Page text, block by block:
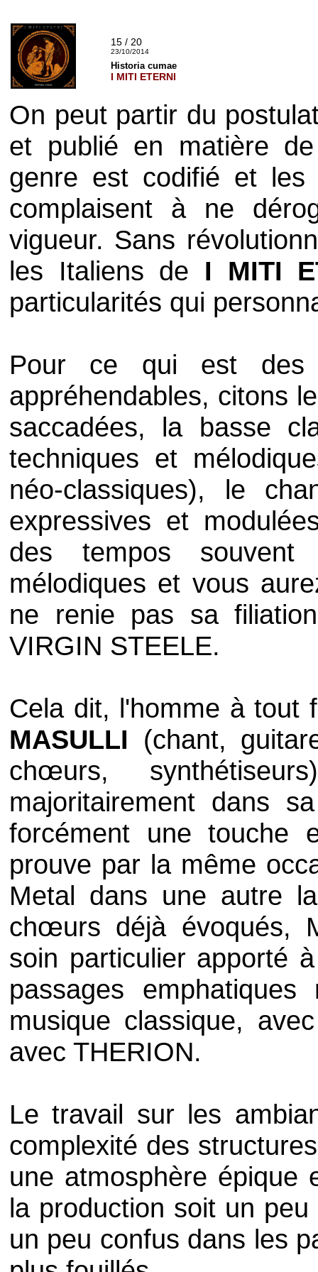
15 / 20
23/10/2014
Historia cumae
I MITI ETERNI
On peut partir du
et publié en matière
genre est codifié et
complaisent à ne
vigueur. Sans
les Italiens de I MITI
particularités qui
Pour ce qui est des
appréhendables, citons
saccadées, la basse
techniques et
néo-classiques), le
expressives et
des tempos
mélodiques et vous
ne renie pas sa
VIRGIN STEELE.
Cela dit, l'homme à tout
MASULLI (chant,
chœurs,
majoritairement dans
forcément une touche
prouve par la même
Metal dans une autre
chœurs déjà évoqués,
soin particulier apporté
passages
musique classique,
avec THERION.
Le travail sur les
complexité des
une atmosphère épique
la production soit un
un peu confus dans les